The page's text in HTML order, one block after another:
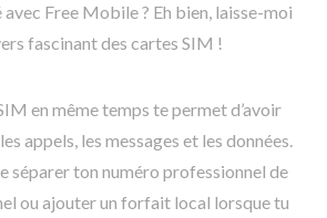
Free Mobile ? Eh bien, laisse-moi
fascinant des cartes SIM !
en même temps te permet d’avoir
appels, les messages et les données.
séparer ton numéro professionnel de
ou ajouter un forfait local lorsque tu